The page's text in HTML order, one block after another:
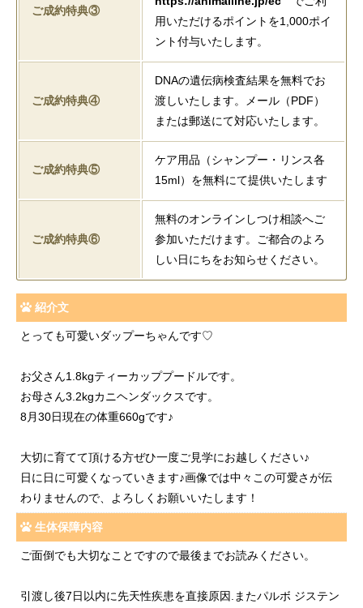
ご成約特典③
用いただけるポイントを1,000ポイ
ント付与いたします。
ご成約特典④
DNAの遺伝病検査結果を無料でお
渡しいたします。メール（PDF）
または郵送にて対応いたします。
ご成約特典⑤
ケア用品（シャンプー・リンス各
15ml）を無料にて提供いたします
ご成約特典⑥
無料のオンラインしつけ相談へご
参加いただけます。ご都合のよろ
しい日にちをお知らせください。
紹介文
とっても可愛いダップーちゃんです♡
お父さん1.8kgティーカッププードルです。
お母さん3.2kgカニヘンダックスです。
8月30日現在の体重660gです♪
大切に育てて頂ける方ぜひ一度ご見学にお越しください♪
日に日に可愛くなっていきます♪画像では中々この可愛さが伝
わりませんので、よろしくお願いいたします！
生体保障内容
ご面倒でも大切なことですので最後までお読みください。
引渡し後7日以内に先天性疾患を直接原因.またパルボ ジステン